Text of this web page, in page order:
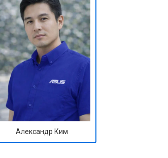
от 1100 ₽
от 1500 ₽
от 3500 ₽
от 3990 ₽
Александр Ким